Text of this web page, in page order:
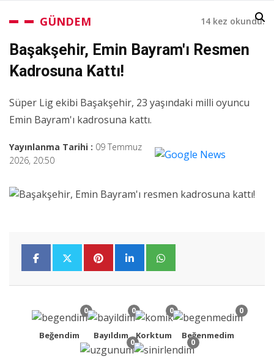
GÜNDEM 14 kez okundu.
Başakşehir, Emin Bayram'ı Resmen
Kadrosuna Kattı!
Süper Lig ekibi Başakşehir, 23 yaşındaki milli oyuncu
Emin Bayram'ı kadrosuna kattı.
Yayınlanma Tarihi : 09 Temmuz
2026, 20:50
0
Beğendim
0
Bayıldım
0
Korktum
0
Beğenmedim
0 0